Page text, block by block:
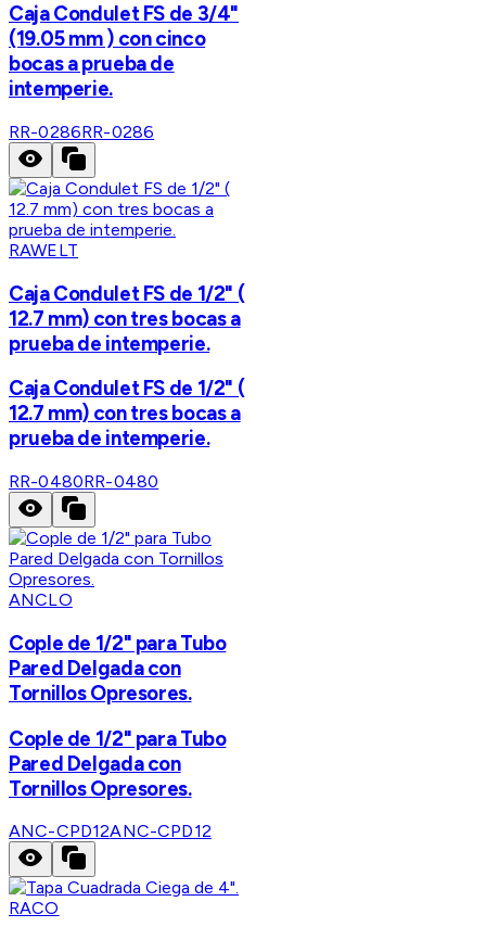
Caja Condulet FS de 3/4"
(19.05 mm ) con cinco
bocas a prueba de
intemperie.
RR-0286RR-0286
RAWELT
Caja Condulet FS de 1/2" (
12.7 mm) con tres bocas a
prueba de intemperie.
Caja Condulet FS de 1/2" (
12.7 mm) con tres bocas a
prueba de intemperie.
RR-0480RR-0480
ANCLO
Cople de 1/2" para Tubo
Pared Delgada con
Tornillos Opresores.
Cople de 1/2" para Tubo
Pared Delgada con
Tornillos Opresores.
ANC-CPD12ANC-CPD12
RACO